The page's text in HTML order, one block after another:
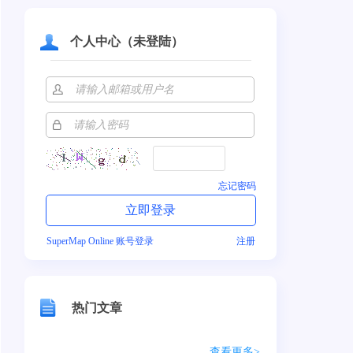
个人中心（未登陆）
忘记密码
SuperMap Online 账号登录 注册
热门文章